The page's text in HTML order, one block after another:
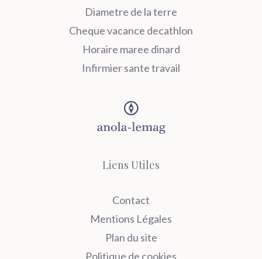
Diametre de la terre
Cheque vacance decathlon
Horaire maree dinard
Infirmier sante travail
Liens Utiles
Contact
Mentions Légales
Plan du site
Politique de cookies